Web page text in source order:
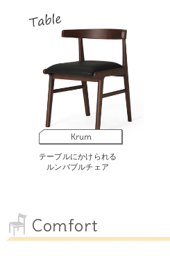
Krum
テーブルにかけられる
ルンバブルチェア
Comfort